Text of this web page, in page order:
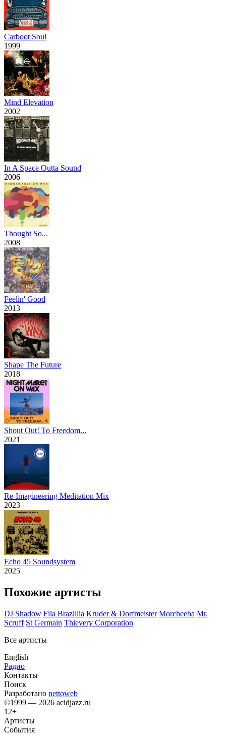
Carboot Soul
1999
Mind Elevation
2002
In A Space Outta Sound
2006
Thought So...
2008
Feelin' Good
2013
Shape The Future
2018
Shout Out! To Freedom...
2021
Re-Imagineering Meditation Mix
2023
Echo 45 Soundsystem
2025
Похожие артисты
DJ Shadow Fila Brazillia Kruder & Dorfmeister Morcheeba Mr.
Scruff St Germain Thievery Corporation
Все артисты
English
Радио
Контакты
Поиск
Разработано nettoweb
©1999 — 2026 acidjazz.ru
12+
Артисты
События